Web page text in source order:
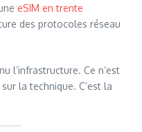
eSIM en trente
des protocoles réseau
l’infrastructure. Ce n’est
la technique. C’est la